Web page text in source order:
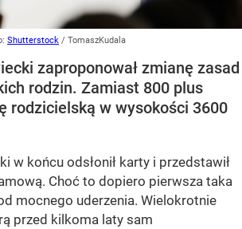
Shutterstock / TomaszKudala
zaproponował zmianę zasad
rodzin. Zamiast 800 plus
rodzicielską w wysokości 3600
w końcu odsłonił karty i przedstawił
Choć to dopiero pierwsza taka
mocnego uderzenia. Wielokrotnie
przed kilkoma laty sam